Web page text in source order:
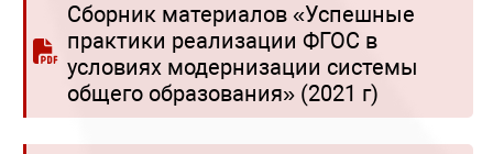
Сборник материалов «Успешные
практики реализации ФГОС в
условиях модернизации системы
общего образования» (2021 г)